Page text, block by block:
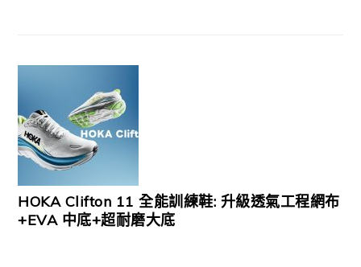
HOKA Clifton 11 全能訓練鞋: 升級透氣工程網布
+EVA 中底+超耐磨大底